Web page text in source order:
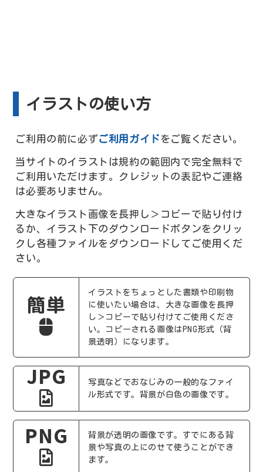
イラストの使い方
ご利用の前に必ずご利用ガイド をご覧ください。
当サイトのイラストは規約の範囲内で完全無料で
ご利用いただけます。クレジットの表記やご連絡
は必要ありません。
大きなイラスト画像を長押し＞コピーで貼り付け
るか、イラスト下のダウンロードボタンをクリッ
クし各種ファイルをダウンロードしてご使用くだ
さい。
簡単
イラストをちょっとした書類や印刷物
に使いたい場合は、大きな画像を長押
し＞コピーで貼り付けてご使用くださ
い。コピーされる画像はPNG形式（背
景透明）になります。
JPG
写真などでおなじみの一般的なファイ
ル形式です。背景が白色の画像です。
PNG
背景が透明の画像です。すでにある背
景や写真の上にのせて使うことができ
ます。